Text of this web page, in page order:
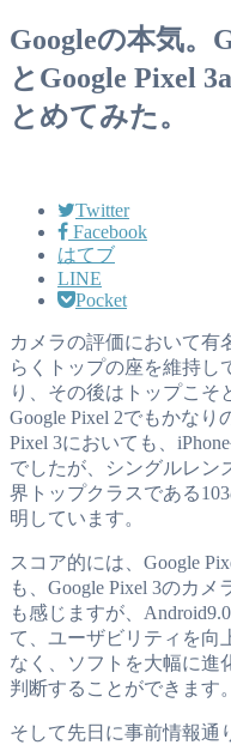
Googleの本気。
とGoogle Pixel
とめてみた。
Twitter
Facebook
はてブ
LINE
Pocket
カメラの評価において有
らくトップの座を維持し
り、その後はトップこそ
Google Pixel 2でもかなり
Pixel 3においても、
でしたが、シングルレン
界トップクラスである
明しています。
スコア的には、Google
も、Google Pixel 3のカ
も感じますが、
て、ユーザビリティを向
なく、ソフトを大幅に進
判断することができます。
そして先日に事前情報通